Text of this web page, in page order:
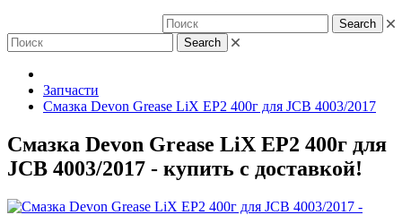
Search
Search
Запчасти
Смазка Devon Grease LiX EP2 400г для JCB 4003/2017
Смазка Devon Grease LiX EP2 400г для
JCB 4003/2017 - купить с доставкой!